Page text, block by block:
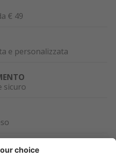
€ 49
e personalizzata
sicuro